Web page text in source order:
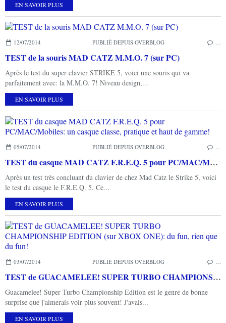
EN SAVOIR PLUS
12/07/2014 PUBLIÉ DEPUIS OVERBLOG …
TEST de la souris MAD CATZ M.M.O. 7 (sur PC)
Après le test du super clavier STRIKE 5, voici une souris qui va
parfaitement avec: la M.M.O. 7! Niveau design,...
EN SAVOIR PLUS
05/07/2014 PUBLIÉ DEPUIS OVERBLOG …
TEST du casque MAD CATZ F.R.E.Q. 5 pour PC/MAC/Mobiles: un casque classe, pratique et haut de gamme!
Après un test très concluant du clavier de chez Mad Catz le Strike 5, voici
le test du casque le F.R.E.Q. 5. Ce...
EN SAVOIR PLUS
03/07/2014 PUBLIÉ DEPUIS OVERBLOG …
TEST de GUACAMELEE! SUPER TURBO CHAMPIONSHIP EDITION (sur XBOX ONE): du fun, rien que du fun!
Guacamelee! Super Turbo Championship Edition est le genre de bonne
surprise que j'aimerais voir plus souvent! J'avais...
EN SAVOIR PLUS